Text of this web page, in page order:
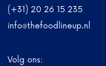
(+31) 20 26 15 235
info@thefoodlineup.nl
Volg ons: